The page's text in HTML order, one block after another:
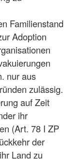
Familienstand
Adoption
nur aus
zulässig.
auf Zeit
ihr
(Art. 78 I ZP
der
Land zu